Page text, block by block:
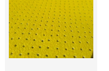
Ajouter Au Panier
Klett-Schleifscheiben Ø
mm | 10er-Pack | K60-K180
€ / 10 pièces
/ 1 Stück